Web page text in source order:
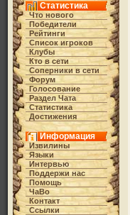
Статистика
Что нового
Победители
Рейтинги
Список игроков
Клубы
Кто в cети
Соперники в сети
Форум
Голосование
Раздел Чата
Статистика
Достижения
Информация
Извилины
Языки
Интервью
Поддержи нас
Помощь
ЧаВо
Контакт
Ссылки